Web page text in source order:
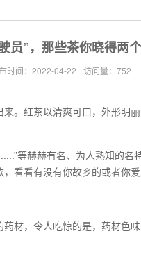
员”，那些茶你晓得两个
时间：2022-04-22 访问量：752
。红茶以清爽可口，外形明
等赫赫有名、为人熟知的
看看有没有你故乡的或者你爱
材，令人吃惊的是，药材色